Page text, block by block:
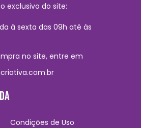
exclusivo do site:
à sexta das 09h até às
no site, entre em
Condições de Uso